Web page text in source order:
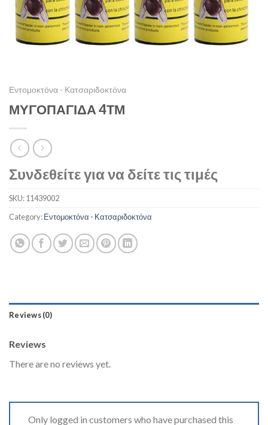
Εντομοκτόνα - Κατσαριδοκτόνα
ΜΥΓΟΠΑΓΙΔΑ 4ΤΜ
Συνδεθείτε για να δείτε τις τιμές
SKU:11439002
Category:Εντομοκτόνα - Κατσαριδοκτόνα
Reviews (0)
Reviews
There are no reviews yet.
Only logged in customers who have purchased this